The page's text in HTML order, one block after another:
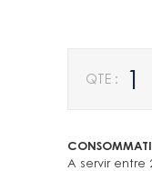
A servir entre